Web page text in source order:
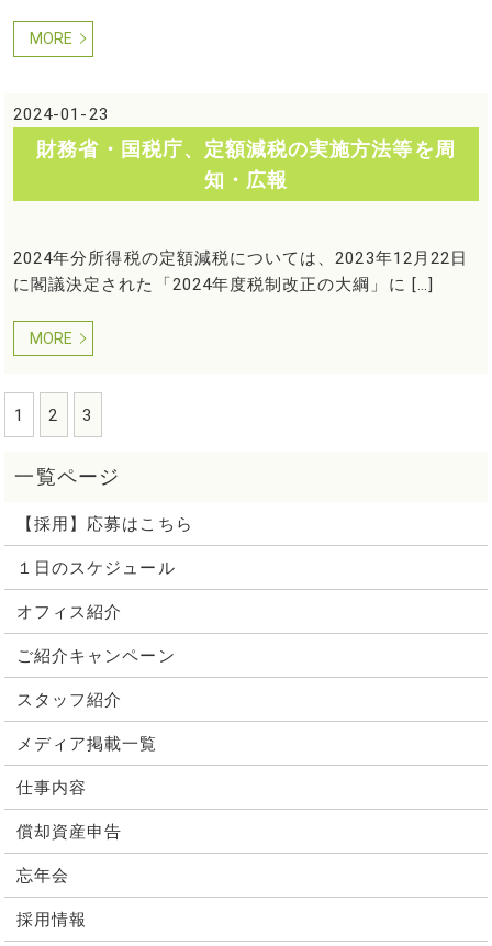
MORE
2024-01-23
財務省・国税庁、定額減税の実施方法等を周
知・広報
2024年分所得税の定額減税については、2023年12月22日
に閣議決定された「2024年度税制改正の大綱」に […]
MORE
1 2 3
【採用】応募はこちら
１日のスケジュール
オフィス紹介
ご紹介キャンペーン
スタッフ紹介
メディア掲載一覧
仕事内容
償却資産申告
忘年会
採用情報